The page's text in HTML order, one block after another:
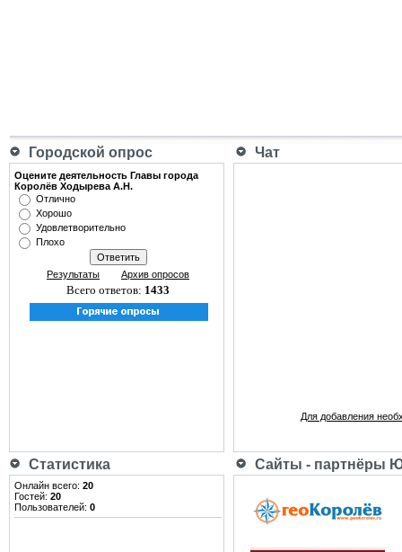
Городской опрос Чат
Оцените деятельность Главы города
Королёв Ходырева А.Н.
Отлично
Хорошо
Удовлетворительно
Плохо
Результаты Архив опросов
Всего ответов: 1433
Для добавления
Статистика Сайты - партнёры
Онлайн всего: 20
Гостей: 20
Пользователей: 0